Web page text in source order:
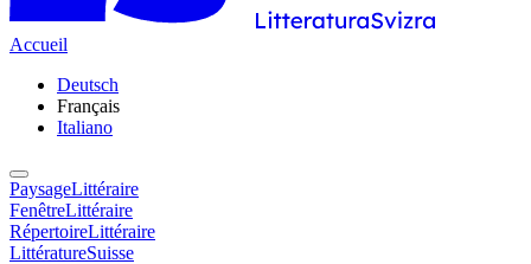
Accueil
Deutsch
Français
Italiano
PaysageLittéraire
FenêtreLittéraire
RépertoireLittéraire
LittératureSuisse